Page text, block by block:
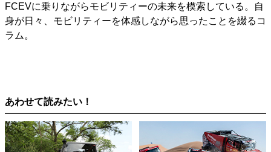
FCEVに乗りながらモビリティーの未来を模索している。自
身が日々、モビリティーを体感しながら思ったことを綴るコ
ラム。
あわせて読みたい！